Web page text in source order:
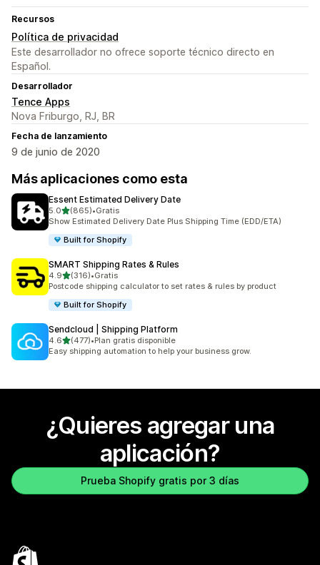
Recursos
Política de privacidad
Este desarrollador no ofrece soporte técnico directo en
Español.
Desarrollador
Tence Apps
Nova Friburgo, RJ, BR
Fecha de lanzamiento
9 de junio de 2020
Más aplicaciones como esta
Essent Estimated Delivery Date
5.0de 5 estrellas
(865)
865 reseñas en total
•Gratis
Show Estimated Delivery Date Plus Shipping Time (EDD/ETA)
Built for Shopify
SMART Shipping Rates & Rules
4.9de 5 estrellas
(316)
316 reseñas en total
•Gratis
Postcode shipping calculator to set rates & rules by product
Built for Shopify
Sendcloud | Shipping Platform
4.6de 5 estrellas
(477)
477 reseñas en total
•Plan gratis disponible
Easy shipping automation to help your business grow.
¿Quieres agregar una
aplicación?
Prueba Shopify gratis por 3 días